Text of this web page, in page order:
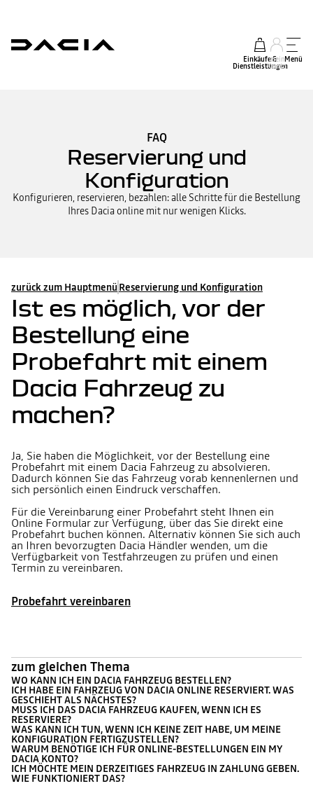
Einkäufe &
Dienstleistungen
mein
Konto
Menü
FAQ
Reservierung und
Konfiguration
Konfigurieren, reservieren, bezahlen: alle Schritte für die Bestellung
Ihres Dacia online mit nur wenigen Klicks.
zurück zum Hauptmenü Reservierung und Konfiguration
Ist es möglich, vor der
Bestellung eine
Probefahrt mit einem
Dacia Fahrzeug zu
machen?
Ja, Sie haben die Möglichkeit, vor der Bestellung eine
Probefahrt mit einem Dacia Fahrzeug zu absolvieren.
Dadurch können Sie das Fahrzeug vorab kennenlernen und
sich persönlich einen Eindruck verschaffen.
Für die Vereinbarung einer Probefahrt steht Ihnen ein
Online Formular zur Verfügung, über das Sie direkt eine
Probefahrt buchen können. Alternativ können Sie sich auch
an Ihren bevorzugten Dacia Händler wenden, um die
Verfügbarkeit von Testfahrzeugen zu prüfen und einen
Termin zu vereinbaren.
Probefahrt vereinbaren
zum gleichen Thema
WO KANN ICH EIN DACIA FAHRZEUG BESTELLEN?
ICH HABE EIN FAHRZEUG VON DACIA ONLINE RESERVIERT. WAS
GESCHIEHT ALS NÄCHSTES?
MUSS ICH DAS DACIA FAHRZEUG KAUFEN, WENN ICH ES
RESERVIERE?
WAS KANN ICH TUN, WENN ICH KEINE ZEIT HABE, UM MEINE
KONFIGURATION FERTIGZUSTELLEN?
WARUM BENÖTIGE ICH FÜR ONLINE-BESTELLUNGEN EIN MY
DACIA KONTO?
ICH MÖCHTE MEIN DERZEITIGES FAHRZEUG IN ZAHLUNG GEBEN.
WIE FUNKTIONIERT DAS?